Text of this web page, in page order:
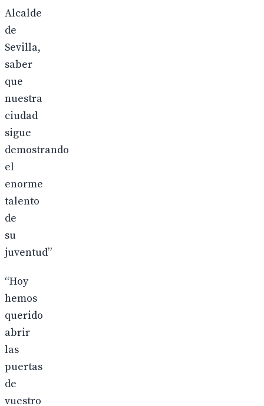
Alcalde
de
Sevilla,
saber
que
nuestra
ciudad
sigue
demostrando
el
enorme
talento
de
su
juventud”
“Hoy
hemos
querido
abrir
las
puertas
de
vuestro